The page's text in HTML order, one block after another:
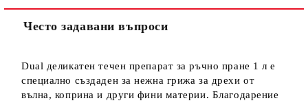
Често задавани въпроси
Dual деликатен течен препарат за ръчно пране 1 л е
специално създаден за нежна грижа за дрехи от
вълна, коприна и други фини материи. Благодарение